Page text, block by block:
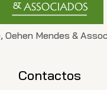
Oehen Mendes &
Contactos